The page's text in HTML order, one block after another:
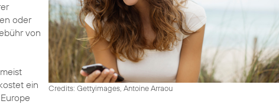
Credits: Gettyimages, Antoine Arraou
oder
von
ein